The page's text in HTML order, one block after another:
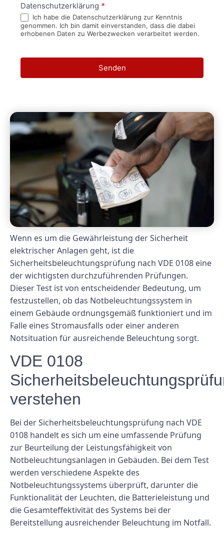
Datenschutzerklärung *
Ich habe die Datenschutzerklärung zur Kenntnis
genommen. Ich bin damit einverstanden, dass die dabei
erhobenen Daten zu Werbezwecken verarbeitet werden.
Senden
Wenn es um die Gewährleistung der Sicherheit
elektrischer Anlagen geht, ist die
Sicherheitsbeleuchtungsprüfung nach VDE 0108 eine
der wichtigsten durchzuführenden Prüfungen.
Dieser Test ist von entscheidender Bedeutung, um
festzustellen, ob das Notbeleuchtungssystem in
einem Gebäude ordnungsgemäß funktioniert und im
Falle eines Stromausfalls oder einer anderen
Notsituation für ausreichende Beleuchtung sorgt.
VDE 0108
verstehen
Bei der Sicherheitsbeleuchtungsprüfung nach VDE
0108 handelt es sich um eine umfassende Prüfung
zur Beurteilung der Leistungsfähigkeit von
Notbeleuchtungsanlagen in Gebäuden. Bei dem Test
werden verschiedene Aspekte des
Notbeleuchtungssystems überprüft, darunter die
Funktionalität der Leuchten, die Batterieleistung und
die Gesamteffektivität des Systems bei der
Bereitstellung ausreichender Beleuchtung im Notfall.